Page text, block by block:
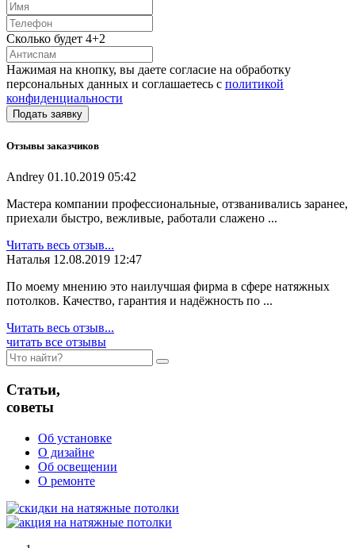
Сколько будет 4+2
Нажимая на кнопку, вы даете согласие на обработку
персональных данных и соглашаетесь с политикой
конфиденциальности
Отзывы заказчиков
Andrey 01.10.2019 05:42
Мастера компании профессиональные, отзванивались заранее,
приехали быстро, вежливые, работали слажено ...
Читать весь отзыв...
Наталья 12.08.2019 12:47
По моему мнению это наилучшая фирма в сфере натяжных
потолков. Качество, гарантия и надёжность по ...
Читать весь отзыв...
читать все отзывы
Статьи,
советы
Об установке
О дизайне
Об освещении
О ремонте